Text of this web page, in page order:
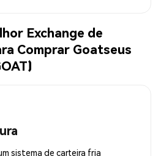
Exchange de
Comprar Goatseus
sistema de carteira fria